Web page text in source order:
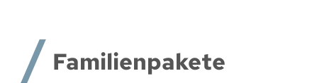
Familienpakete